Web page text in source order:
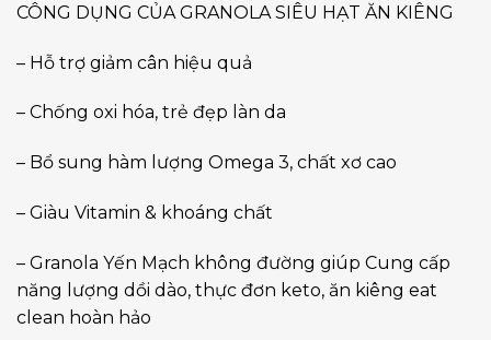
CÔNG DỤNG CỦA GRANOLA SIÊU HẠT ĂN KIÊNG
– Hỗ trợ giảm cân hiệu quả
– Chống oxi hóa, trẻ đẹp làn da
– Bổ sung hàm lượng Omega 3, chất xơ cao
– Giàu Vitamin & khoáng chất
– Granola Yến Mạch không đường giúp Cung cấp
năng lượng dồi dào, thực đơn keto, ăn kiêng eat
clean hoàn hảo